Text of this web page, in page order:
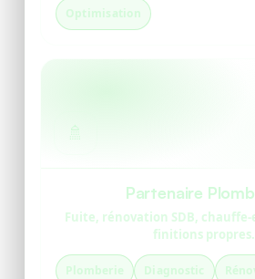
Optimisation
🚿
Partenaire
Fuite, rénovation SDB,
finitions propres.
Plomberie Diagnostic